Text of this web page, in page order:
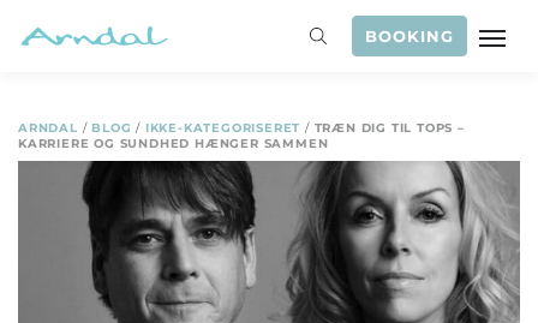
BOOKING
ARNDAL / BLOG / IKKE-KATEGORISERET / TRÆN DIG TIL TOPS –
KARRIERE OG SUNDHED HÆNGER SAMMEN